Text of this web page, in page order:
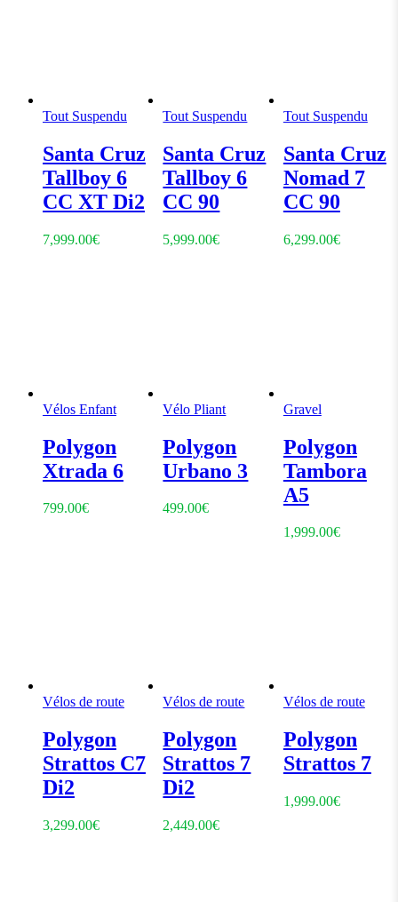
Tout Suspendu
Santa Cruz
Tallboy 6
CC XT Di2
7,999.00€
Tout Suspendu
Santa Cruz
Tallboy 6
CC 90
5,999.00€
Tout Suspendu
Santa Cruz
Nomad 7
CC 90
6,299.00€
Vélos Enfant
Polygon
Xtrada 6
799.00€
Vélo Pliant
Polygon
Urbano 3
499.00€
Gravel
Polygon
Tambora
A5
1,999.00€
Vélos de route
Polygon
Strattos C7
Di2
3,299.00€
Vélos de route
Polygon
Strattos 7
Di2
2,449.00€
Vélos de route
Polygon
Strattos 7
1,999.00€